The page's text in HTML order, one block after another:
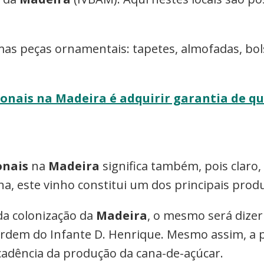
peças ornamentais: tapetes, almofadas,
na Madeira é adquirir garantia de
na Madeira significa também, pois
este vinho constitui um dos principais
colonização da Madeira, o mesmo será
do Infante D. Henrique. Mesmo assim,
da produção da cana-de-açúcar.